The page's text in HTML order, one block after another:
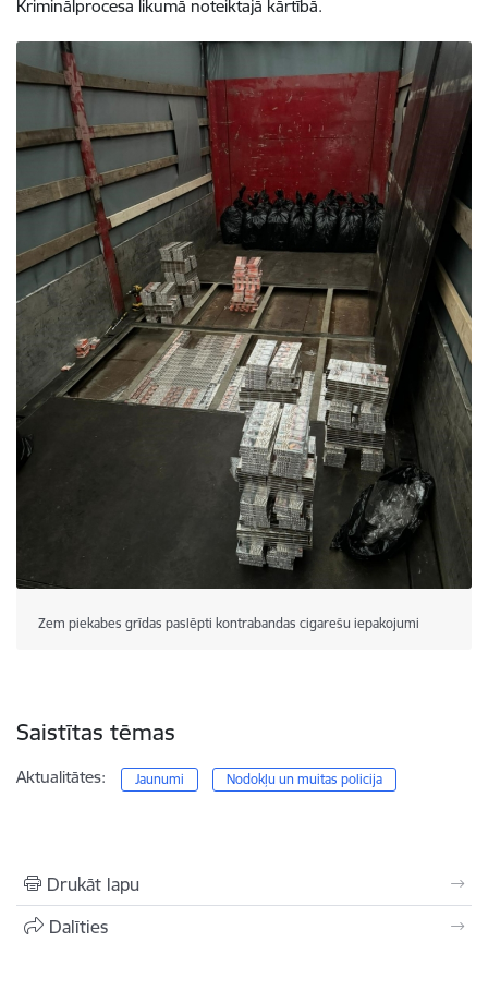
Kriminālprocesa likumā noteiktajā kārtībā.
Zem piekabes grīdas paslēpti kontrabandas cigarešu iepakojumi
Saistītas tēmas
Aktualitātes: Jaunumi Nodokļu un muitas policija
Drukāt lapu
Dalīties